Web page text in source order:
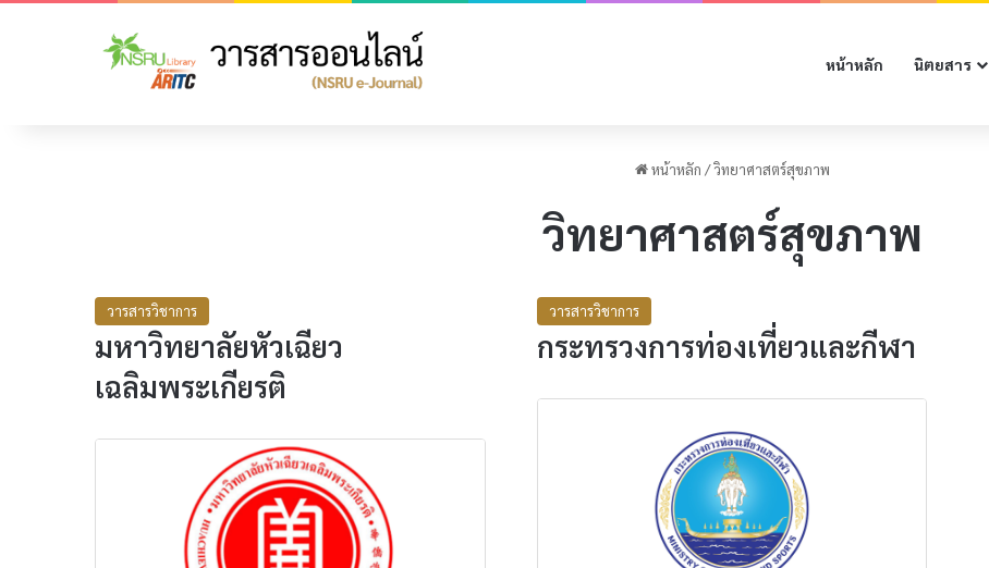
หน้าหลัก นิตยสาร
หน้าหลัก / วิทยาศาสตร์สุขภาพ
วิทยาศาสตร์สุขภาพ
วารสารวิชาการ
มหาวิทยาลัยหัวเฉียว
เฉลิมพระเกียรติ
วารสารวิชาการ
กระทรวงการท่องเที่ยวและกีฬา